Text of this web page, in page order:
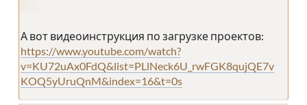
А вот видеоинструкция по загрузке проектов:
https://www.youtube.com/watch?
v=KU72uAx0FdQ&list=PLlNeck6U_rwFGK8qujQE7v
KOQ5yUruQnM&index=16&t=0s